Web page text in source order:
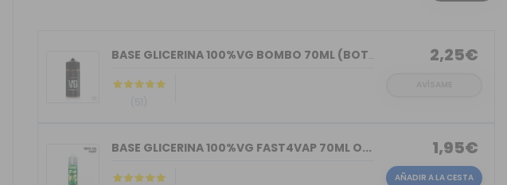
BASE GLICERINA 100%VG BOMBO 70ML (BOT...
(51)
2,25€
BASE GLICERINA 100%VG FAST4VAP 70ML O... 1,95€
AÑADIR A LA CESTA